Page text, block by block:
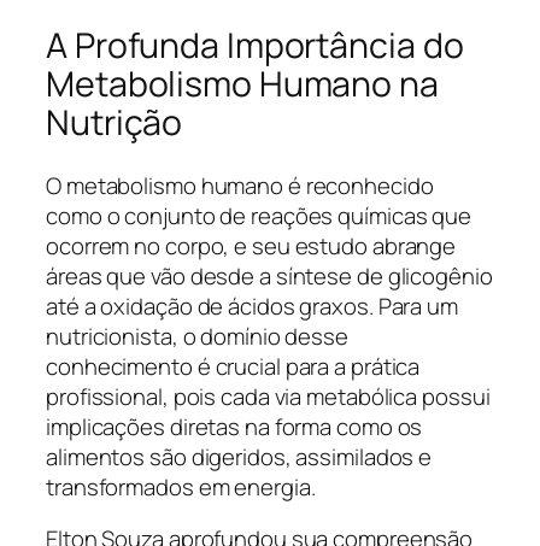
A Profunda Importância do
Metabolismo Humano na
Nutrição
O metabolismo humano é reconhecido
como o conjunto de reações químicas que
ocorrem no corpo, e seu estudo abrange
áreas que vão desde a síntese de glicogênio
até a oxidação de ácidos graxos. Para um
nutricionista, o domínio desse
conhecimento é crucial para a prática
profissional, pois cada via metabólica possui
implicações diretas na forma como os
alimentos são digeridos, assimilados e
transformados em energia.
Elton Souza aprofundou sua compreensão